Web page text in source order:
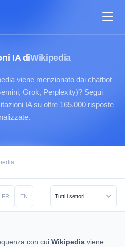
IA diWikipedia
viene menzionato dai chatbot
Grok, Perplexity)? Segui
IA su oltre 165.000 risposte
maggio 2026 aprile 2026 marzo 2026
FR EN
con cui Wikipedia viene